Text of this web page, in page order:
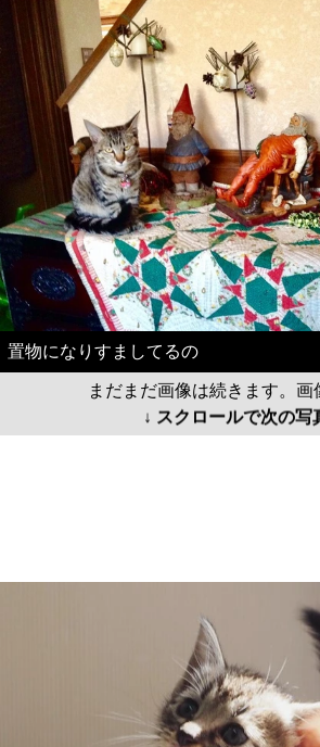
置物になりすましてるの
まだまだ画像は続きます。画
↓ スクロールで次の写